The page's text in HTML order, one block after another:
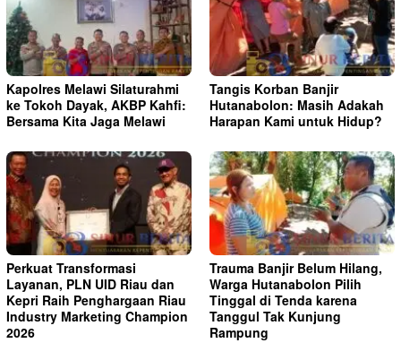
Kapolres Melawi Silaturahmi
ke Tokoh Dayak, AKBP Kahfi:
Bersama Kita Jaga Melawi
Tangis Korban Banjir
Hutanabolon: Masih Adakah
Harapan Kami untuk Hidup?
Perkuat Transformasi
Layanan, PLN UID Riau dan
Kepri Raih Penghargaan Riau
Industry Marketing Champion
2026
Trauma Banjir Belum Hilang,
Warga Hutanabolon Pilih
Tinggal di Tenda karena
Tanggul Tak Kunjung
Rampung